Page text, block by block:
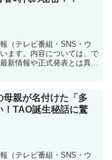
（テレビ番組・SNS・ウ
ます。内容については、で
新情報や正式発表とは異な
母親が名付けた「多
！TAO誕生秘話に驚
（テレビ番組・SNS・ウ